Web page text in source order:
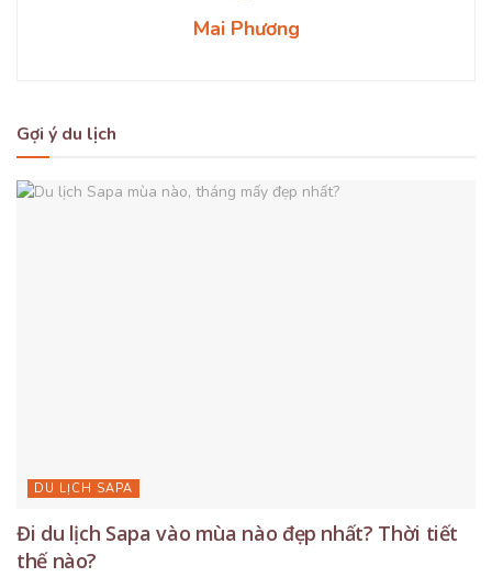
Mai Phương
Gợi ý du lịch
DU LỊCH SAPA
Đi du lịch Sapa vào mùa nào đẹp nhất? Thời tiết
thế nào?